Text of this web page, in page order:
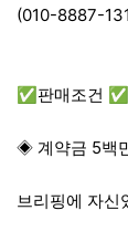
(010-8887-
✅판매조건 ✅
◈ 계약금 5백
브리핑에 자신